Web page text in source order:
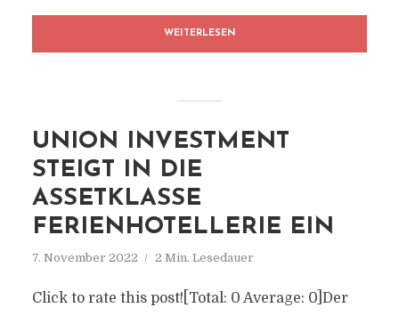
WEITERLESEN
UNION INVESTMENT
STEIGT IN DIE
ASSETKLASSE
FERIENHOTELLERIE EIN
7. November 2022 2 Min. Lesedauer
Click to rate this post![Total: 0 Average: 0]Der